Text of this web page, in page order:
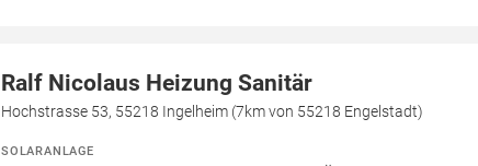
Ralf Nicolaus Heizung Sanitär
Hochstrasse 53, 55218 Ingelheim (7km von 55218 Engelstadt)
SOLARANLAGE